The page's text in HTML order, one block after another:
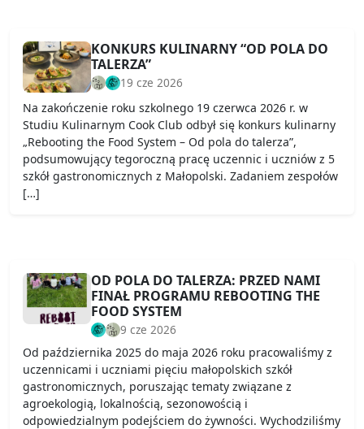
KONKURS KULINARNY “OD POLA DO
TALERZA”
19 cze 2026
Na zakończenie roku szkolnego 19 czerwca 2026 r. w
Studiu Kulinarnym Cook Club odbył się konkurs kulinarny
„Rebooting the Food System – Od pola do talerza”,
podsumowujący tegoroczną pracę uczennic i uczniów z 5
szkół gastronomicznych z Małopolski. Zadaniem zespołów
[…]
OD POLA DO TALERZA: PRZED NAMI
FINAŁ PROGRAMU REBOOTING THE
FOOD SYSTEM
9 cze 2026
Od października 2025 do maja 2026 roku pracowaliśmy z
uczennicami i uczniami pięciu małopolskich szkół
gastronomicznych, poruszając tematy związane z
agroekologią, lokalnością, sezonowością i
odpowiedzialnym podejściem do żywności. Wychodziliśmy